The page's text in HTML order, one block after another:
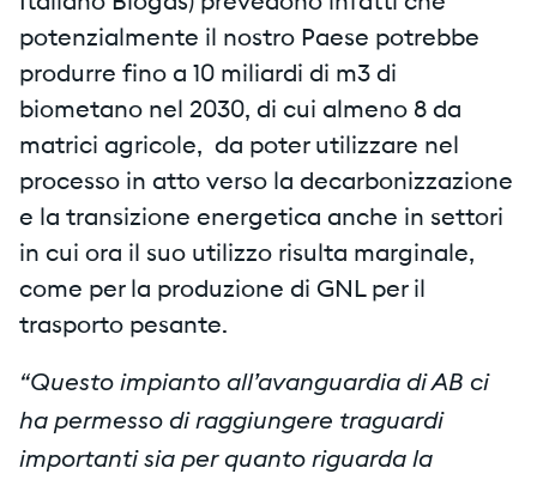
potenzialmente il nostro Paese potrebbe
produrre fino a 10 miliardi di m3 di
biometano nel 2030, di cui almeno 8 da
matrici agricole, da poter utilizzare nel
processo in atto verso la decarbonizzazione
e la transizione energetica anche in settori
in cui ora il suo utilizzo risulta marginale,
come per la produzione di GNL per il
trasporto pesante.
“Questo impianto all’avanguardia di AB ci
ha permesso di raggiungere traguardi
importanti sia per quanto riguarda la